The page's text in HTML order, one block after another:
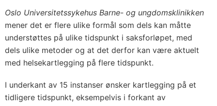
Oslo Universitetssykehus Barne- og ungdomsklinikken
mener det er flere ulike formål som dels kan måtte
understøttes på ulike tidspunkt i saksforløpet, med
dels ulike metoder og at det derfor kan være aktuelt
med helsekartlegging på flere tidspunkt.
I underkant av 15 instanser ønsker kartlegging på et
tidligere tidspunkt, eksempelvis i forkant av